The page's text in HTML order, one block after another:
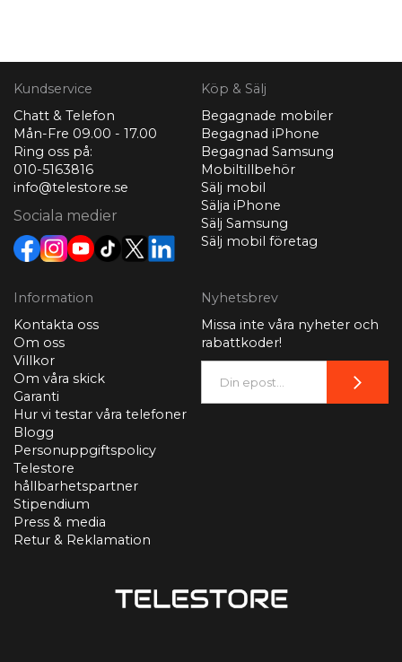
Kundservice
Chatt & Telefon
Mån-Fre 09.00 - 17.00
Ring oss på:
010-5163816
info@telestore.se
Sociala medier
Köp & Sälj
Begagnade mobiler
Begagnad iPhone
Begagnad Samsung
Mobiltillbehör
Sälj mobil
Sälja iPhone
Sälj Samsung
Sälj mobil företag
Information
Kontakta oss
Om oss
Villkor
Om våra skick
Garanti
Hur vi testar våra telefoner
Blogg
Personuppgiftspolicy
Telestore
hållbarhetspartner
Stipendium
Press & media
Retur & Reklamation
Nyhetsbrev
Missa inte våra nyheter och
rabattkoder!